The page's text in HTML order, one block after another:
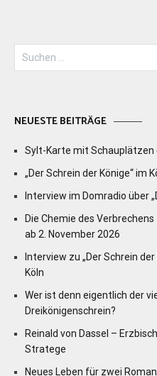
Suchen
nach:
NEUESTE BEITRÄGE
Sylt-Karte mit Schauplätzen
„Der Schrein der Könige“ im
Interview im Domradio über
Die Chemie des
ab 2. November 2026
Interview zu „Der Schrein
Köln
Wer ist denn eigentlich der
Dreikönigenschrein?
Reinald von Dassel –
Stratege
Neues Leben für zwei